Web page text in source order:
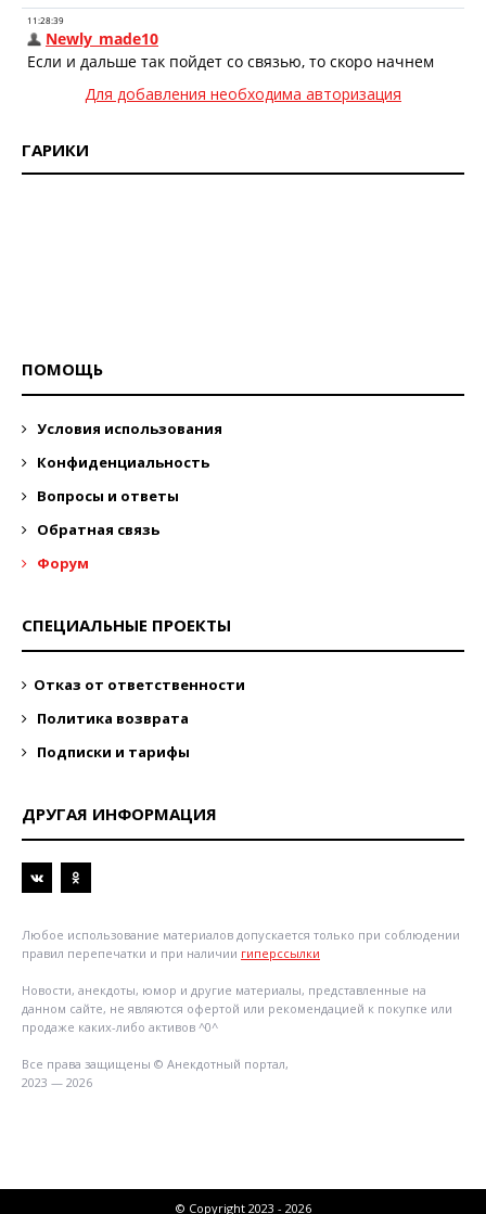
Для добавления необходима авторизация
ГАРИКИ
ПОМОЩЬ
Условия использования
Конфиденциальность
Вопросы и ответы
Обратная связь
Форум
СПЕЦИАЛЬНЫЕ ПРОЕКТЫ
Отказ от ответственности
Политика возврата
Подписки и тарифы
ДРУГАЯ ИНФОРМАЦИЯ
Любое использование материалов допускается только при соблюдении
правил перепечатки и при наличии гиперссылки
Новости, анекдоты, юмор и другие материалы, представленные на
данном сайте, не являются офертой или рекомендацией к покупке или
продаже каких-либо активов ^0^
Все права защищены © Анекдотный портал,
2023 — 2026
© Copyright 2023 - 2026